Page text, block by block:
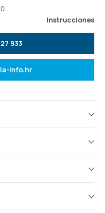
Instrucciones
933
info.hr